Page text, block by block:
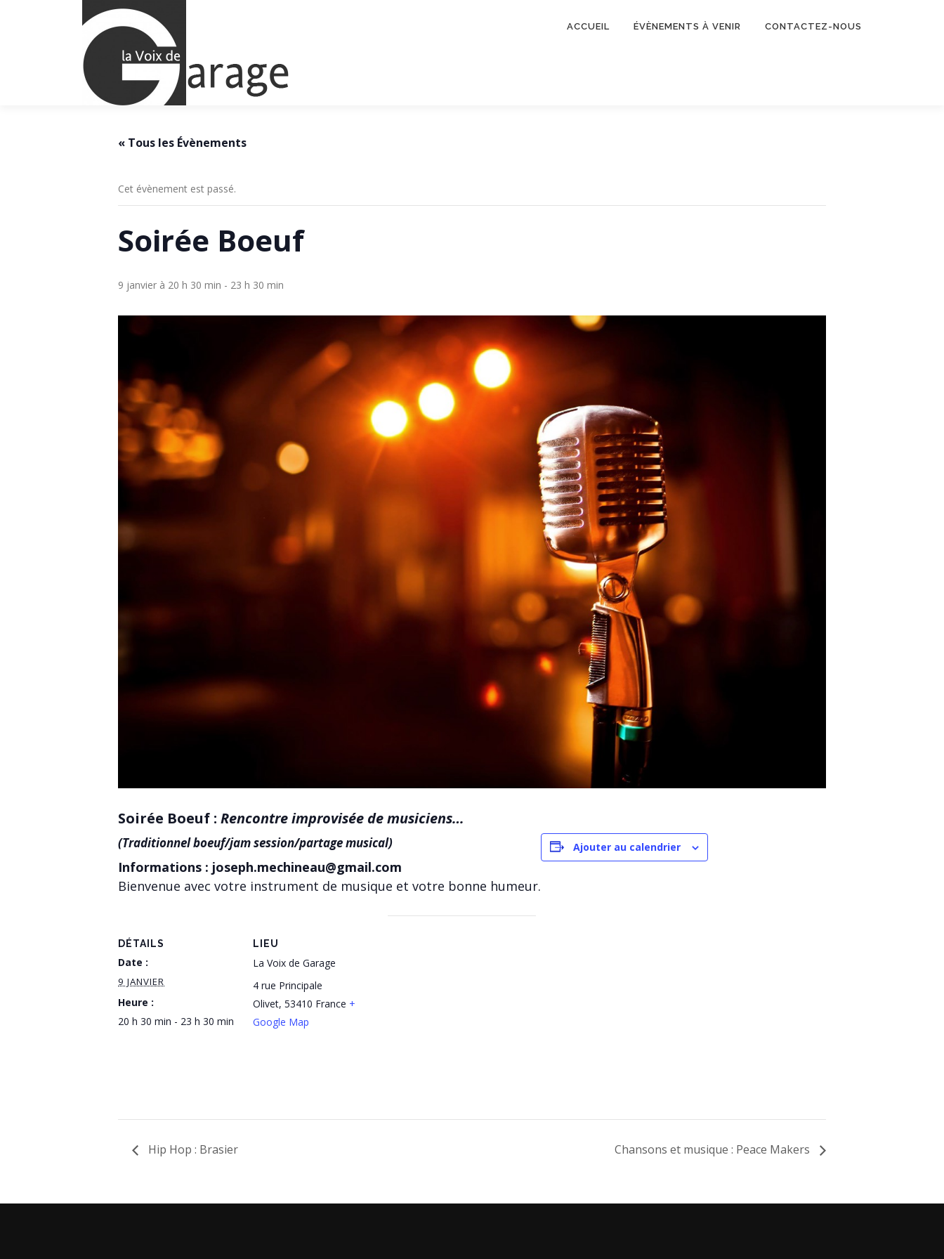
ACCUEIL ÉVÈNEMENTS À VENIR CONTACTEZ-NOUS
« Tous les Évènements
Cet évènement est passé.
Soirée Boeuf
9 janvier à 20 h 30 min - 23 h 30 min
Soirée Boeuf : Rencontre improvisée de musiciens…
(Traditionnel boeuf/jam session/partage musical)
Informations : joseph.mechineau@gmail.com
Bienvenue avec votre instrument de musique et votre bonne humeur.
Ajouter au calendrier
DÉTAILS
Date :
9 JANVIER
Heure :
20 h 30 min - 23 h 30 min
LIEU
La Voix de Garage
4 rue Principale
Olivet, 53410 France +
Google Map
Hip Hop : Brasier Chansons et musique : Peace Makers